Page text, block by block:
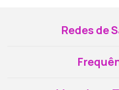
Redes de